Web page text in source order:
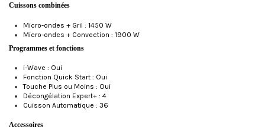
Cuissons combinées
Micro-ondes + Gril : 1450 W
Micro-ondes + Convection : 1900 W
Programmes et fonctions
i-Wave : Oui
Fonction Quick Start : Oui
Touche Plus ou Moins : Oui
Décongélation Expert+ : 4
Cuisson Automatique : 36
Accessoires